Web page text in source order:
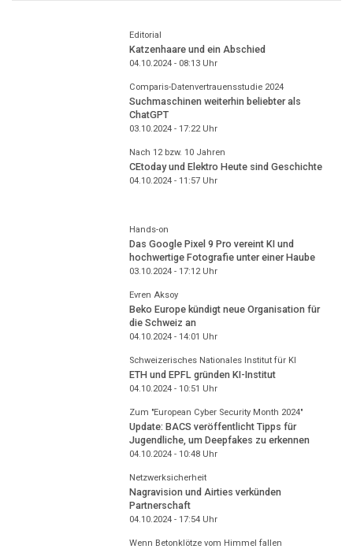
Editorial
Katzenhaare und ein Abschied
04.10.2024 - 08:13Uhr
Comparis-Datenvertrauensstudie 2024
Suchmaschinen weiterhin beliebter als
ChatGPT
03.10.2024 - 17:22Uhr
Nach 12 bzw. 10 Jahren
CEtoday und Elektro Heute sind Geschichte
04.10.2024 - 11:57Uhr
Hands-on
Das Google Pixel 9 Pro vereint KI und
hochwertige Fotografie unter einer Haube
03.10.2024 - 17:12Uhr
Evren Aksoy
Beko Europe kündigt neue Organisation für
die Schweiz an
04.10.2024 - 14:01 Uhr
Schweizerisches Nationales Institut für KI
ETH und EPFL gründen KI-Institut
04.10.2024 - 10:51 Uhr
Zum "European Cyber Security Month 2024"
Update: BACS veröffentlicht Tipps für
Jugendliche, um Deepfakes zu erkennen
04.10.2024 - 10:48Uhr
Netzwerksicherheit
Nagravision und Airties verkünden
Partnerschaft
04.10.2024 - 17:54Uhr
Wenn Betonklötze vom Himmel fallen